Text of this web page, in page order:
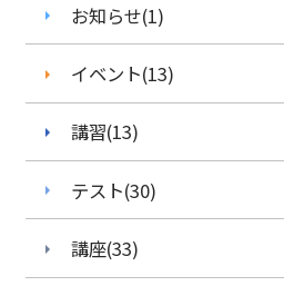
お知らせ(1)
イベント(13)
講習(13)
テスト(30)
講座(33)